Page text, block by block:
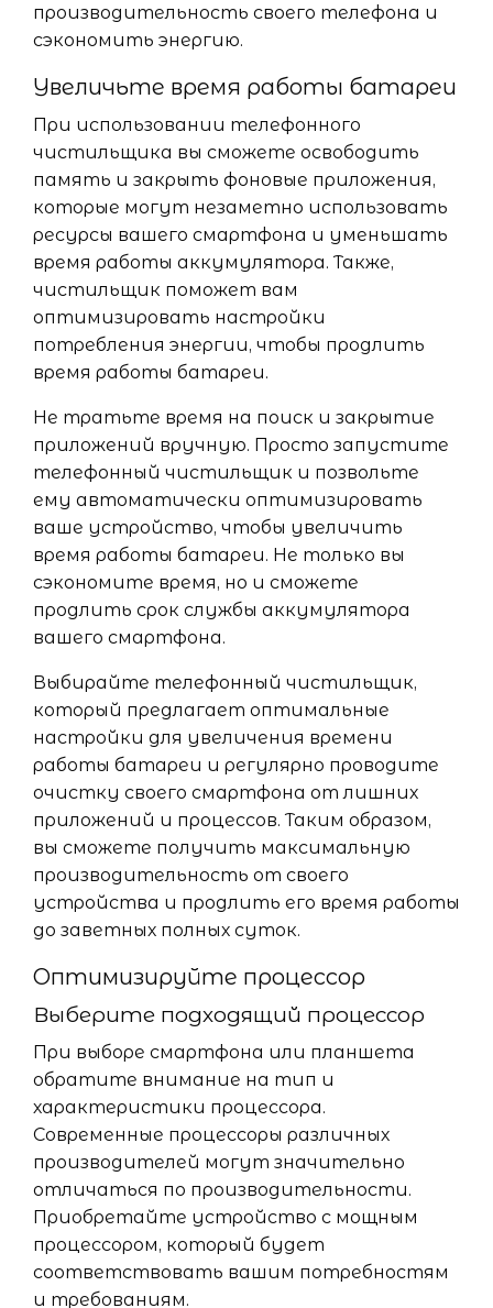
производительность своего телефона и
сэкономить энергию.
Увеличьте время работы батареи
При использовании телефонного
чистильщика вы сможете освободить
память и закрыть фоновые приложения,
которые могут незаметно использовать
ресурсы вашего смартфона и уменьшать
время работы аккумулятора. Также,
чистильщик поможет вам
оптимизировать настройки
потребления энергии, чтобы продлить
время работы батареи.
Не тратьте время на поиск и закрытие
приложений вручную. Просто запустите
телефонный чистильщик и позвольте
ему автоматически оптимизировать
ваше устройство, чтобы увеличить
время работы батареи. Не только вы
сэкономите время, но и сможете
продлить срок службы аккумулятора
вашего смартфона.
Выбирайте телефонный чистильщик,
который предлагает оптимальные
настройки для увеличения времени
работы батареи и регулярно проводите
очистку своего смартфона от лишних
приложений и процессов. Таким образом,
вы сможете получить максимальную
производительность от своего
устройства и продлить его время работы
до заветных полных суток.
Оптимизируйте процессор
Выберите подходящий процессор
При выборе смартфона или планшета
обратите внимание на тип и
характеристики процессора.
Современные процессоры различных
производителей могут значительно
отличаться по производительности.
Приобретайте устройство с мощным
процессором, который будет
соответствовать вашим потребностям
и требованиям.